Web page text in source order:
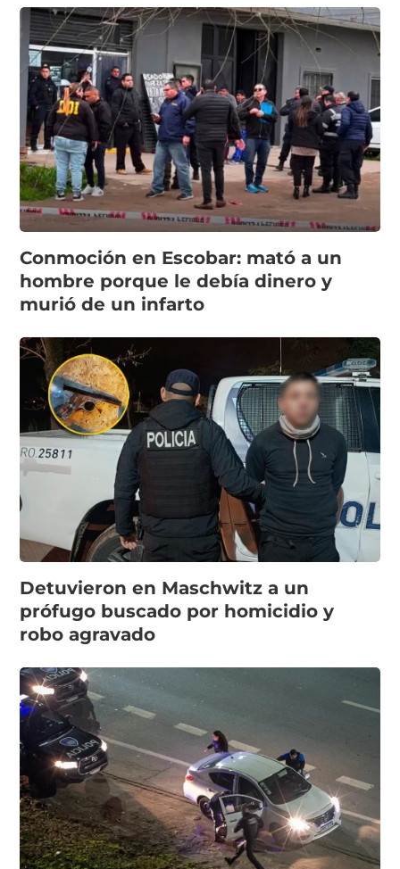
Conmoción en Escobar: mató a un
hombre porque le debía dinero y
murió de un infarto
Detuvieron en Maschwitz a un
prófugo buscado por homicidio y
robo agravado